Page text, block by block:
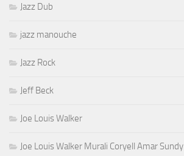
Jazz Dub
jazz manouche
Jazz Rock
Jeff Beck
Joe Louis Walker
Joe Louis Walker Murali Coryell Amar Sundy